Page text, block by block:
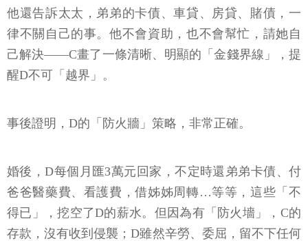
他還告訴太太，弟弟的卡債、車貸、房貸、賭債，一
律不關自己的事。他不會資助，也不會幫忙，請她自
己解決——C畫了一條清晰、明顯的「金錢界線」，提
醒D不可「越界」。
事後證明，D的「防火牆」策略，非常正確。
婚後，D每個月匯3萬元回家，不定時還弟弟卡債、付
爸爸醫藥費、看護費，借姊姊周轉…等等，這些「不
得已」，挖空了D的薪水。但因為有「防火墻」，C的
存款，沒有收到侵襲；D雖然辛勞、委屈，留不下任何